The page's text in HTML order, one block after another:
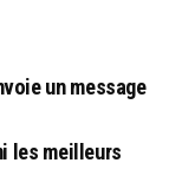
un message
les meilleurs